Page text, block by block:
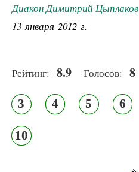
Диакон Димитрий Цыплаков
13 января 2012 г.
Рейтинг: 8.9 Голосов: 8
3 4 5 6
10